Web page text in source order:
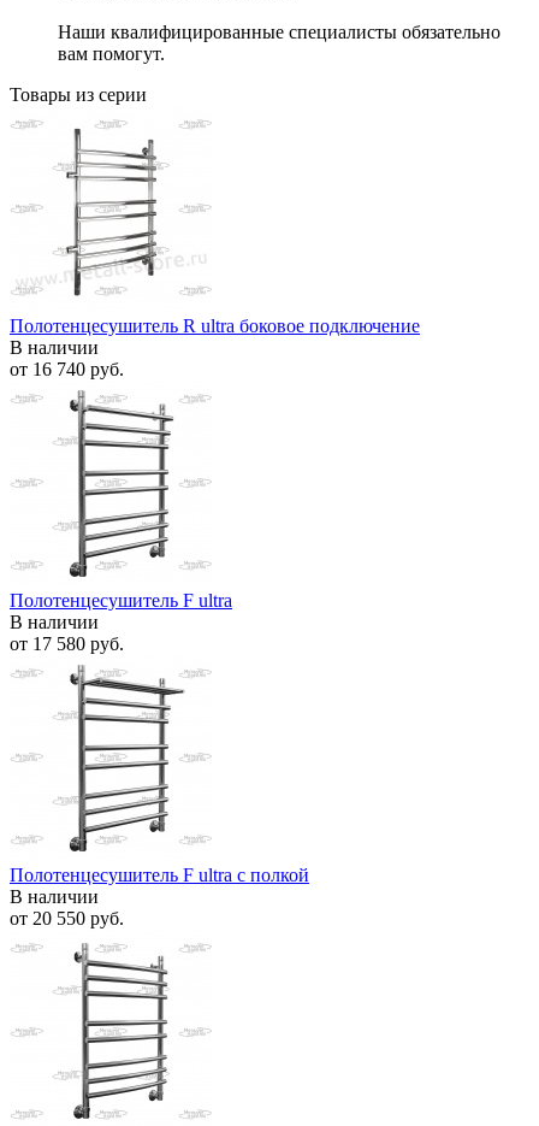
Наши квалифицированные специалисты обязательно
вам помогут.
Товары из серии
Полотенцесушитель R ultra боковое подключение
В наличии
от 16 740 руб.
Полотенцесушитель F ultra
В наличии
от 17 580 руб.
Полотенцесушитель F ultra с полкой
В наличии
от 20 550 руб.